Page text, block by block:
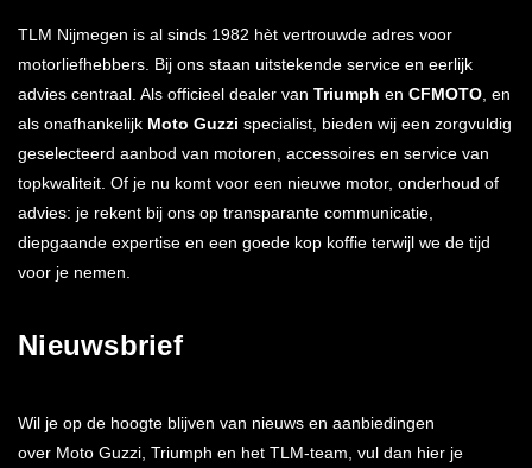
TLM Nijmegen is al sinds 1982 hèt vertrouwde adres voor
motorliefhebbers. Bij ons staan uitstekende service en eerlijk
advies centraal. Als officieel dealer van Triumph en CFMOTO , en
als onafhankelijk Moto Guzzi specialist, bieden wij een zorgvuldig
geselecteerd aanbod van motoren, accessoires en service van
topkwaliteit. Of je nu komt voor een nieuwe motor, onderhoud of
advies: je rekent bij ons op transparante communicatie,
diepgaande expertise en een goede kop koffie terwijl we de tijd
voor je nemen.
Nieuwsbrief
Wil je op de hoogte blijven van nieuws en aanbiedingen
over Moto Guzzi, Triumph en het TLM-team, vul dan hier je